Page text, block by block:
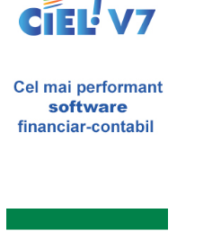
Platforma online de marketing cultural
Descrierea produsului principal (platforma
proiectului este de a construi un sistem
Anuarul Elitei culturale si stiintifice din
Proiectul lansat de catre Societatea
un anuar al elitei muzicale din Romania –
Masterclass vocal cu Lucas Meachem
Societatea Muzicala organizeaza un curs de